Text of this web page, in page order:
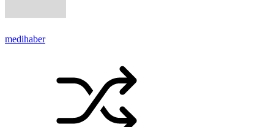
medihaber